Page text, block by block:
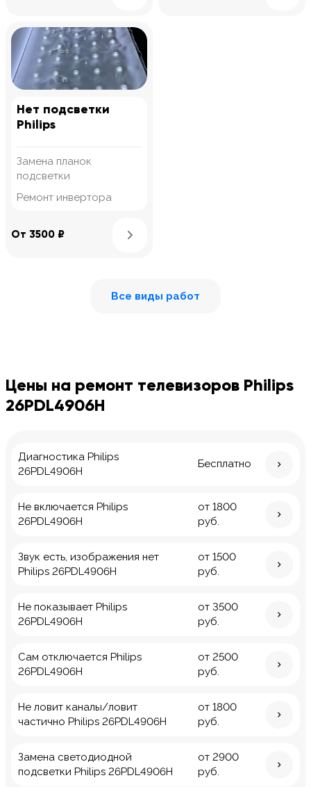
Нет подсветки
Philips
Замена планок
подсветки
Ремонт инвертора
От 3500 ₽
Все виды работ
Цены на ремонт телевизоров Philips
26PDL4906H
Диагностика Philips
26PDL4906H
Бесплатно
Не включается Philips
26PDL4906H
от 1800
руб.
Звук есть, изображения нет
Philips 26PDL4906H
от 1500
руб.
Не показывает Philips
26PDL4906H
от 3500
руб.
Сам отключается Philips
26PDL4906H
от 2500
руб.
Не ловит каналы/ловит
частично Philips 26PDL4906H
от 1800
руб.
Замена светодиодной
подсветки Philips 26PDL4906H
от 2900
руб.